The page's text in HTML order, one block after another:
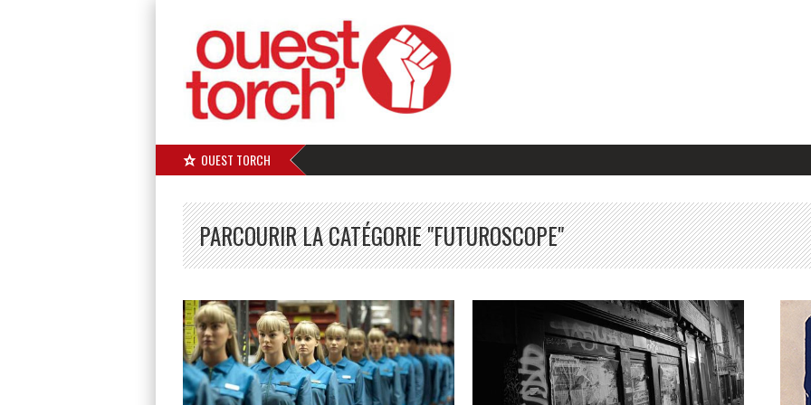
OUEST TORCH
PARCOURIR LA CATÉGORIE "FUTUROSCOPE"